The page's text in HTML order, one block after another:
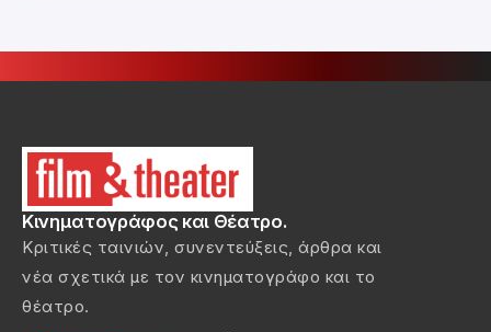
Κινηματογράφος και Θέατρο.
Κριτικές ταινιών, συνεντεύξεις, άρθρα και
νέα σχετικά με τον κινηματογράφο και το
θέατρο.